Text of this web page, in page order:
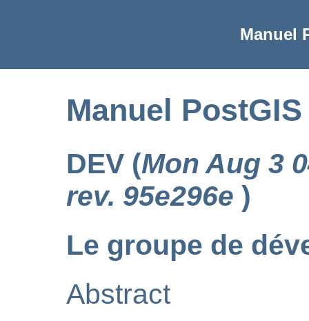
Manuel
Manuel
DEV (Mon Aug 3
rev. 95e296e )
Le groupe de
Abstract